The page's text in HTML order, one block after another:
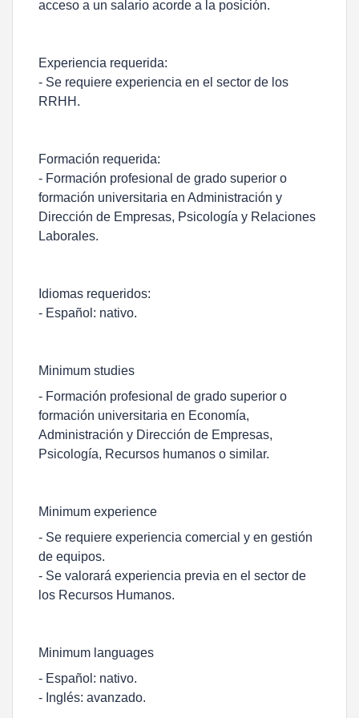
acceso a un salario acorde a la posición.
Experiencia requerida:
- Se requiere experiencia en el sector de los
RRHH.
Formación requerida:
- Formación profesional de grado superior o
formación universitaria en Administración y
Dirección de Empresas, Psicología y Relaciones
Laborales.
Idiomas requeridos:
- Español: nativo.
Minimum studies
- Formación profesional de grado superior o
formación universitaria en Economía,
Administración y Dirección de Empresas,
Psicología, Recursos humanos o similar.
Minimum experience
- Se requiere experiencia comercial y en gestión
de equipos.
- Se valorará experiencia previa en el sector de
los Recursos Humanos.
Minimum languages
- Español: nativo.
- Inglés: avanzado.